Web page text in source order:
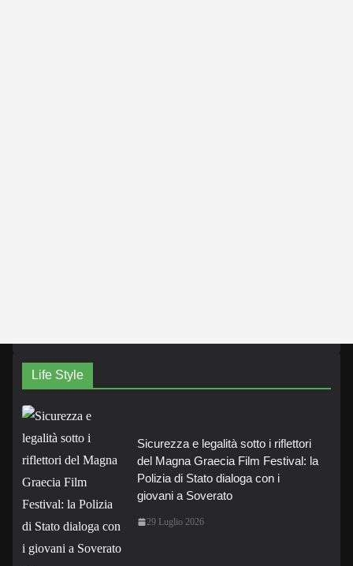
Life Style
Sicurezza e legalità sotto i riflettori
del Magna Graecia Film Festival: la
Polizia di Stato dialoga con i
giovani a Soverato
29 Luglio 2026